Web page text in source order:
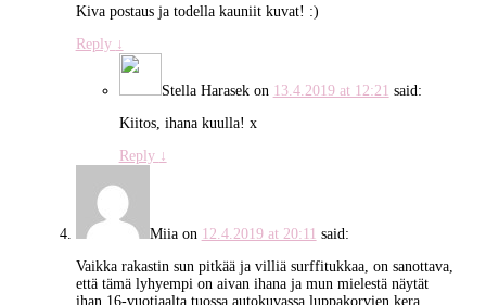
Kiva postaus ja todella kauniit kuvat! :)
Reply ↓
Stella Harasekon 13.4.2019 at 12:21 said:
Kiitos, ihana kuulla! x
Reply ↓
Miiaon 12.4.2019 at 20:11 said:
Vaikka rakastin sun pitkää ja villiä surffitukkaa, on sanottava,
että tämä lyhyempi on aivan ihana ja mun mielestä näytät
ihan 16-vuotiaalta tuossa autokuvassa luppakorvien kera.